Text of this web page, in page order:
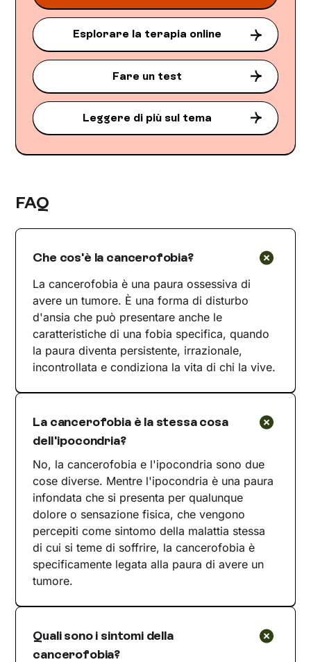
Esplorare la terapia online
Fare un test
Leggere di più sul tema
FAQ
Che cos'è la cancerofobia?
La cancerofobia è una paura ossessiva di
avere un tumore. È una forma di disturbo
d'ansia che può presentare anche le
caratteristiche di una fobia specifica, quando
la paura diventa persistente, irrazionale,
incontrollata e condiziona la vita di chi la vive.
La cancerofobia è la stessa cosa
dell'ipocondria?
No, la cancerofobia e l'ipocondria sono due
cose diverse. Mentre l'ipocondria è una paura
infondata che si presenta per qualunque
dolore o sensazione fisica, che vengono
percepiti come sintomo della malattia stessa
di cui si teme di soffrire, la cancerofobia è
specificamente legata alla paura di avere un
tumore.
Quali sono i sintomi della
cancerofobia?